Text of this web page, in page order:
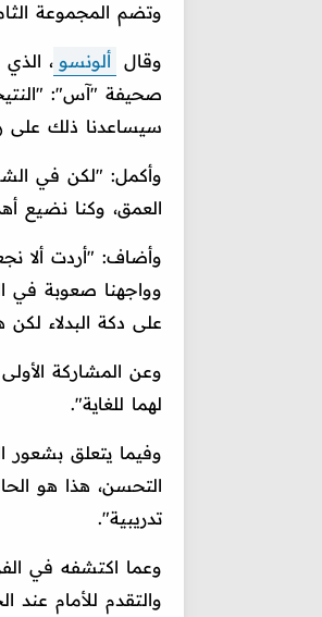
وتضم المجموعة
وقال ألونسو ،
صحيفة "آس":
سيساعدنا ذلك على
وأكمل: "لكن في
العمق، وكنا نضيع
وأضاف: "أردت ألا
وواجهنا صعوبة في
على دكة البدلاء
وعن المشاركة
لهما للغاية".
وفيما يتعلق بشعور
تدريبية".
وعما اكتشفه في
والتقدم للأمام عند